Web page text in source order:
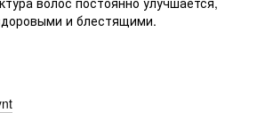
и блестящими.